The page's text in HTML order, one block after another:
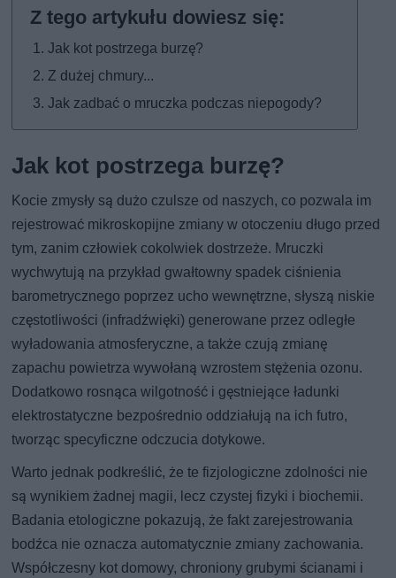
Jak kot postrzega burzę?
Z dużej chmury...
Jak zadbać o mruczka podczas niepogody?
Jak kot postrzega burzę?
Kocie zmysły są dużo czulsze od naszych, co pozwala im
rejestrować mikroskopijne zmiany w otoczeniu długo przed
tym, zanim człowiek cokolwiek dostrzeże. Mruczki
wychwytują na przykład gwałtowny spadek ciśnienia
barometrycznego poprzez ucho wewnętrzne, słyszą niskie
częstotliwości (infradźwięki) generowane przez odległe
wyładowania atmosferyczne, a także czują zmianę
zapachu powietrza wywołaną wzrostem stężenia ozonu.
Dodatkowo rosnąca wilgotność i gęstniejące ładunki
elektrostatyczne bezpośrednio oddziałują na ich futro,
tworząc specyficzne odczucia dotykowe.
Warto jednak podkreślić, że te fizjologiczne zdolności nie
są wynikiem żadnej magii, lecz czystej fizyki i biochemii.
Badania etologiczne pokazują, że fakt zarejestrowania
bodźca nie oznacza automatycznie zmiany zachowania.
Współczesny kot domowy, chroniony grubymi ścianami i